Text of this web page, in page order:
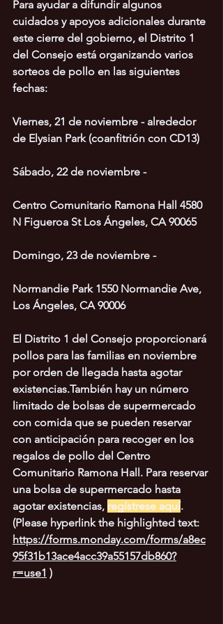
Para ayudar a difundir algunos
cuidados y apoyos adicionales durante
este cierre del gobierno, el Distrito 1
del Consejo está organizando varios
sorteos de pollo en las siguientes
fechas:
Viernes, 21 de noviembre - alrededor
de Elysian Park (coanfitrión con CD13)
Sábado, 22 de noviembre -
Centro Comunitario Ramona Hall 4580
N Figueroa St Los Ángeles, CA 90065
Domingo, 23 de noviembre -
Normandie Park 1550 Normandie Ave,
Los Ángeles, CA 90006
El Distrito 1 del Consejo proporcionará
pollos para las familias en noviembre
por orden de llegada hasta agotar
existencias.También hay un número
limitado de bolsas de supermercado
con comida que se pueden reservar
con anticipación para recoger en los
regalos de pollo del Centro
Comunitario Ramona Hall. Para reservar
una bolsa de supermercado hasta
agotar existencias, regístrese aquí.
(Please hyperlink the highlighted text:
https://forms.monday.com/forms/a8ec
95f31b13ace4acc39a55157db860?
r=use1 )